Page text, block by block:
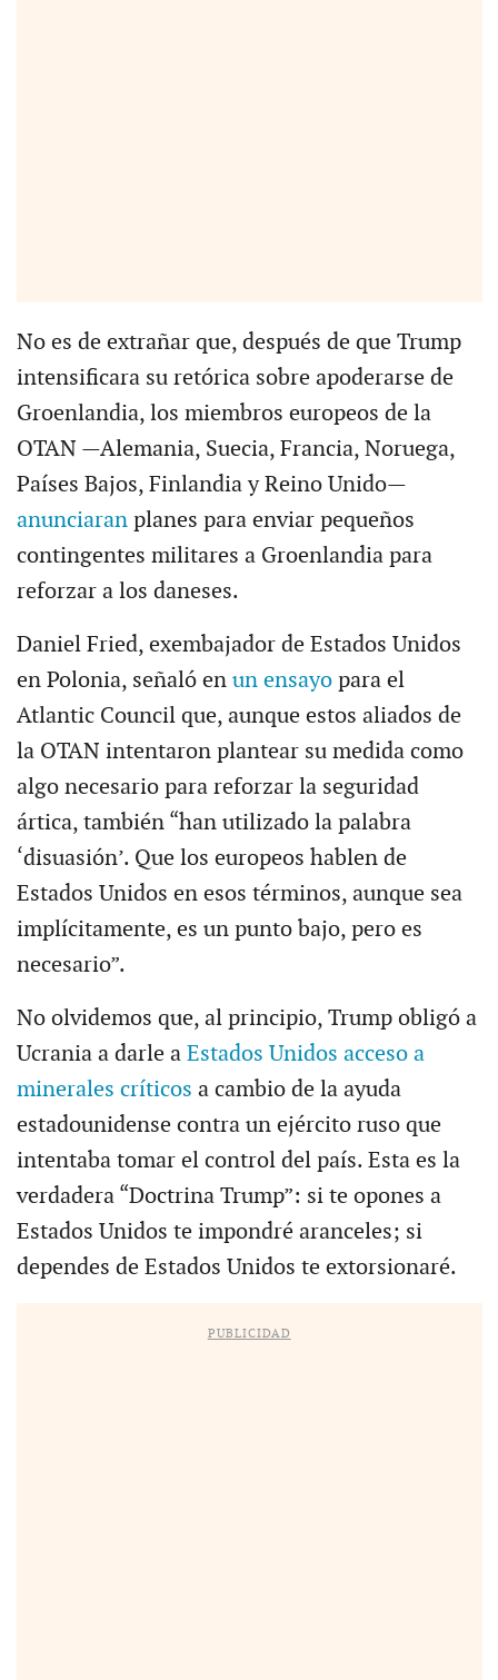
No es de extrañar que, después de que Trump
intensificara su retórica sobre apoderarse de
Groenlandia, los miembros europeos de la
OTAN —Alemania, Suecia, Francia, Noruega,
Países Bajos, Finlandia y Reino Unido—
anunciaranplanes para enviar pequeños
contingentes militares a Groenlandia para
reforzar a los daneses.
Daniel Fried, exembajador de Estados Unidos
en Polonia, señaló en un ensayopara el
Atlantic Council que, aunque estos aliados de
la OTAN intentaron plantear su medida como
algo necesario para reforzar la seguridad
ártica, también “han utilizado la palabra
‘disuasión’. Que los europeos hablen de
Estados Unidos en esos términos, aunque sea
implícitamente, es un punto bajo, pero es
necesario”.
No olvidemos que, al principio, Trump obligó a
Ucrania a darle a Estados Unidos acceso a
minerales críticos a cambio de la ayuda
estadounidense contra un ejército ruso que
intentaba tomar el control del país. Esta es la
verdadera “Doctrina Trump”: si te opones a
Estados Unidos te impondré aranceles; si
dependes de Estados Unidos te extorsionaré.
PUBLICIDAD